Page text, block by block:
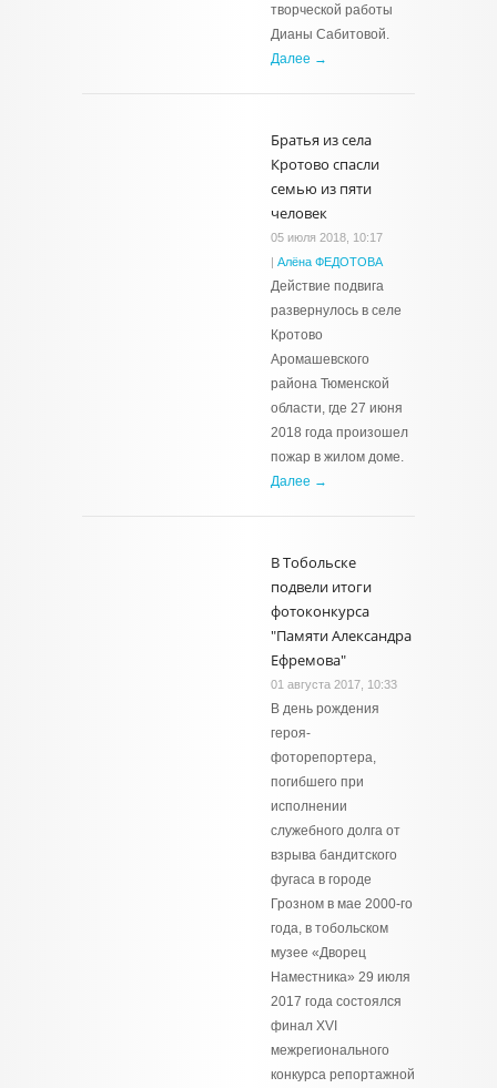
творческой работы
Дианы Сабитовой.
Далее →
Братья из села
Кротово спасли
семью из пяти
человек
05 июля 2018, 10:17
| Алёна ФЕДОТОВА
Действие подвига
развернулось в селе
Кротово
Аромашевского
района Тюменской
области, где 27 июня
2018 года произошел
пожар в жилом доме.
Далее →
В Тобольске
подвели итоги
фотоконкурса
"Памяти Александра
Ефремова"
01 августа 2017, 10:33
В день рождения
героя-
фоторепортера,
погибшего при
исполнении
служебного долга от
взрыва бандитского
фугаса в городе
Грозном в мае 2000-го
года, в тобольском
музее «Дворец
Наместника» 29 июля
2017 года состоялся
финал XVI
межрегионального
конкурса репортажной